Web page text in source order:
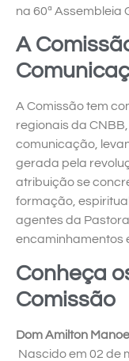
na 60ª Assembleia
A
A Comissão tem
regionais da
comunicação,
gerada pela
atribuição se
formação,
agentes da
encaminhamentos
Conheça
Comissão
Dom Amilton
Nascido em 02 de